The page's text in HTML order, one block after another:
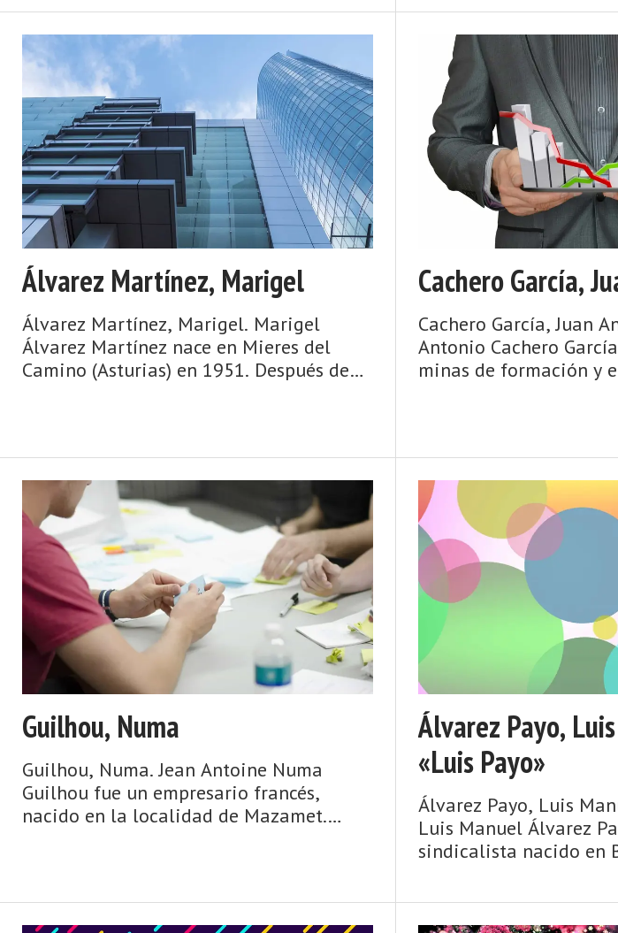
infancia en el L ...
Álvarez Martínez, Marigel
Álvarez Martínez, Marigel. Marigel
Álvarez Martínez nace en Mieres del
Camino (Asturias) en 1951. Después de
familia a ...
Cachero García,
Cachero García, Juan
Antonio Cachero
minas de formación y
de Lina ...
Guilhou, Numa
Guilhou, Numa. Jean Antoine Numa
Guilhou fue un empresario francés,
nacido en la localidad de Mazamet.
profesional en Asturias, convir ...
Álvarez Payo,
«Luis Payo»
Álvarez Payo, Luis
Luis Manuel Álvarez
sindicalista nacido en
en 1955. Desde joven,
Partido Comunista de